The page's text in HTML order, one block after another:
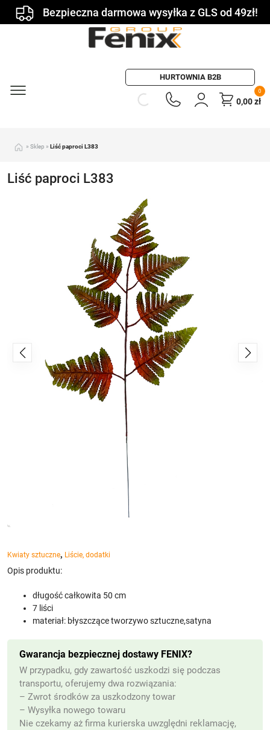
Bezpieczna darmowa wysyłka z GLS od 49zł!
HURTOWNIA B2B
0
0,00zł
» Sklep » Liść paproci L383
Liść paproci L383
Kwiaty sztuczne, Liście, dodatki
Opis produktu:
długość całkowita 50 cm
7 liści
materiał: błyszczące tworzywo sztuczne,satyna
Gwarancja bezpiecznej dostawy FENIX?
W przypadku, gdy zawartość uszkodzi się podczas
transportu, oferujemy dwa rozwiązania:
– Zwrot środków za uszkodzony towar
– Wysyłka nowego towaru
Nie czekamy aż firma kurierska uwzględni reklamację,